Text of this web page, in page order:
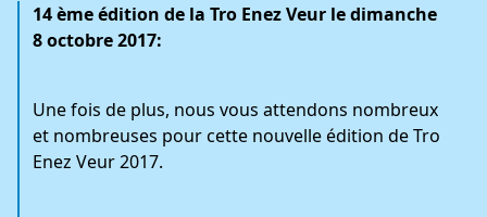
14 ème édition de la Tro Enez Veur le dimanche
8 octobre 2017:
Une fois de plus, nous vous attendons nombreux
et nombreuses pour cette nouvelle édition de Tro
Enez Veur 2017.